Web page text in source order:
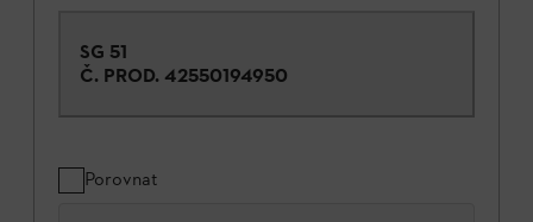
SG 51
Č. PROD. 42550194950
Porovnat